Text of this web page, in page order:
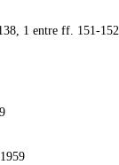
1 entre ff. 151-